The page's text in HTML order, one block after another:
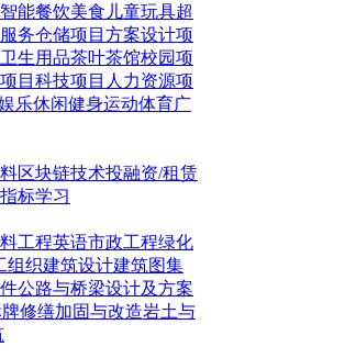
能餐饮美食 儿童玩具超
务仓储项目 方案设计项
卫生用品茶叶茶馆校园项
目 科技项目 人力资源项
乐休闲健身运动体育广
区块链技术投融资/租赁
标学习
工程英语市政工程绿化
组织建筑设计建筑图集
公路与桥梁设计及方案
修缮加固与改造岩土与